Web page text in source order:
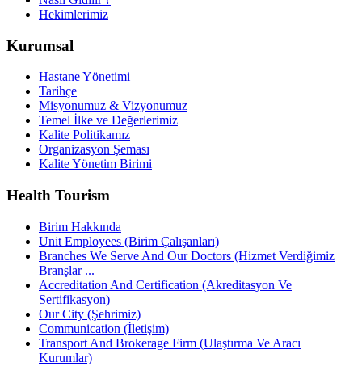
Hekimlerimiz
Kurumsal
Hastane Yönetimi
Tarihçe
Misyonumuz & Vizyonumuz
Temel İlke ve Değerlerimiz
Kalite Politikamız
Organizasyon Şeması
Kalite Yönetim Birimi
Health Tourism
Birim Hakkında
Unit Employees (Birim Çalışanları)
Branches We Serve And Our Doctors (Hizmet Verdiğimiz
Branşlar ...
Accreditation And Certification (Akreditasyon Ve
Sertifikasyon)
Our City (Şehrimiz)
Communication (İletişim)
Transport And Brokerage Firm (Ulaştırma Ve Aracı
Kurumlar)